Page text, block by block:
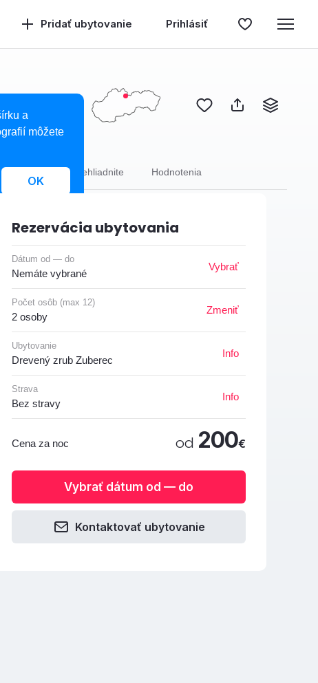
Pridať ubytovanie Prihlásiť
Neprehliadnite Hodnotenia
Rezervácia ubytovania
Dátum od — do
Nemáte vybrané
Vybrať
Počet osôb (max 12)
2 osoby
Zmeniť
Ubytovanie
Drevený zrub Zuberec
Info
Strava
Bez stravy
Info
Cena za noc od 200€
Vybrať dátum od — do
Kontaktovať ubytovanie
a
môžete
OK